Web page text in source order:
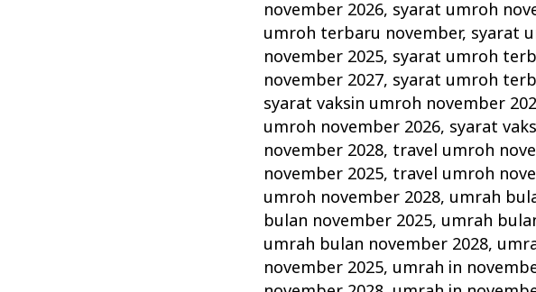
november 2026, syarat umroh
umroh terbaru november, syarat
november 2025, syarat umroh
november 2027, syarat umroh
syarat vaksin umroh november
umroh november 2026, syarat
november 2028, travel umroh
november 2025, travel umroh
umroh november 2028, umrah
bulan november 2025, umrah
umrah bulan november 2028,
november 2025, umrah in